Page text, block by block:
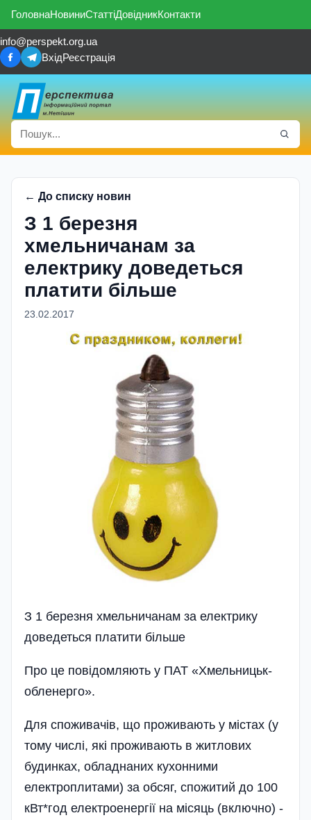
ГоловнаНовиниСтаттіДовідникКонтакти
info@perspekt.org.ua
ВхідРеєстрація
← До списку новин
З 1 березня
хмельничанам за
електрику доведеться
платити більше
23.02.2017
З 1 березня хмельничанам за електрику
доведеться платити більше
Про це повідомляють у ПАТ «Хмельницьк­
обленерго».
Для споживачів, що проживають у містах (у
тому числі, які проживають в житлових
будинках, обладнаних кухонними
електроплитами) за обсяг, спожитий до 100
кВт*год електроенергії на місяць (включно) -